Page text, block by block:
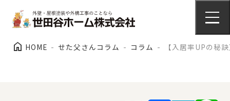
施工事例
home HOME せた父さんコラム コラム 【入居率UPの秘